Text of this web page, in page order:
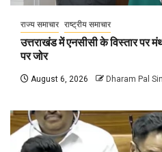
राज्य समाचार राष्ट्रीय समाचार
उत्तराखंड में एनसीसी के विस्तार पर
पर जोर
August 6, 2026 Dharam Pal